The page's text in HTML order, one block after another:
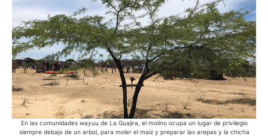
En las comunidades wayuu de La Guajira, el molino ocupa un lugar de privilegio
siempre debajo de un arbol, para moler el maiz y preparar las arepas y la chicha